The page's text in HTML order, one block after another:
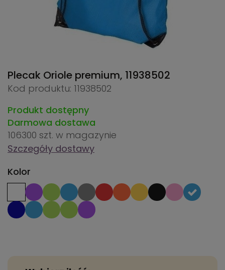
Plecak Oriole premium, 11938502
Kod produktu: 11938502
Produkt dostępny
Darmowa dostawa
106300 szt. w magazynie
Szczegóły dostawy
Kolor